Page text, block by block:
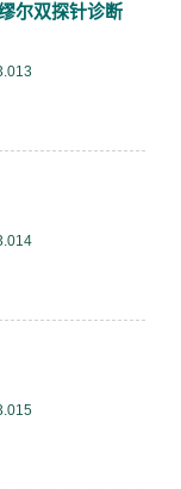
尔双探针诊断